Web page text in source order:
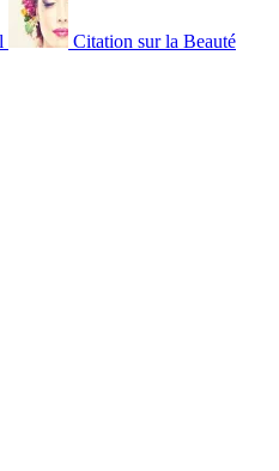
Citation sur la Beauté